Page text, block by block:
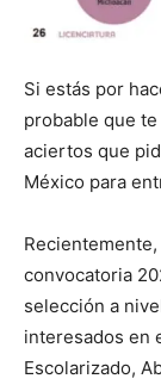
Si estás por
probable que
aciertos que
México para
convocatoria
selección a
interesados en
Escolarizado,